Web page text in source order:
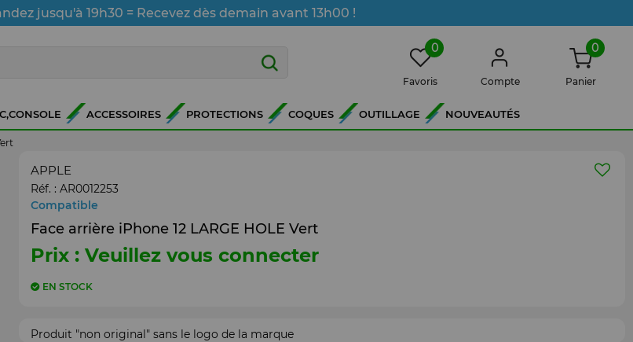
jusqu'à 19h30 = Recevez dès demain avant 13h00 !
0
Favoris Compte
0
Panier
ACCESSOIRES PROTECTIONS COQUES OUTILLAGE NOUVEAUTÉS
APPLE
Réf. : AR0012253
Compatible
Face arrière iPhone 12 LARGE HOLE Vert
Prix : Veuillez vous connecter
EN STOCK
Produit "non original" sans le logo de la marque